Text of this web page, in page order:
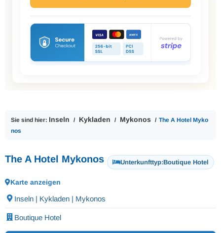
Sie sind hier: Inseln Kykladen Mykonos
The A Hotel Myko
nos
The A Hotel Mykonos Unterkunfttyp:Boutique Hotel
Karte anzeigen
Inseln | Kykladen | Mykonos
Boutique Hotel